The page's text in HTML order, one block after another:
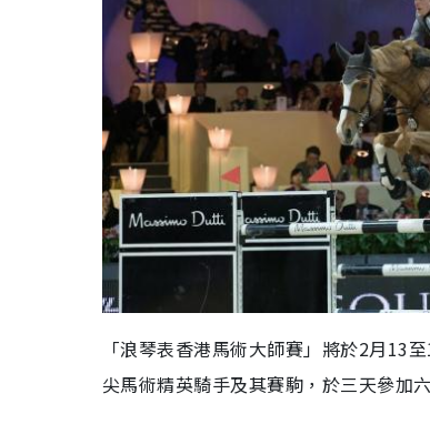
「浪琴表香港馬術大師賽」將於2月13
尖馬術精英騎手及其賽駒，於三天參加